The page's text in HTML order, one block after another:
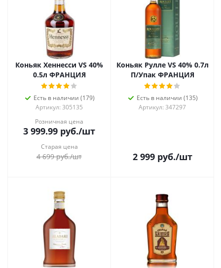
Коньяк Хеннесси VS 40%
0.5л ФРАНЦИЯ
Есть в наличии (179)
Артикул: 305135
Розничная цена
3 999.99 руб./шт
Старая цена
4 699руб./шт
Коньяк Рулле VS 40% 0.7л
П/Упак ФРАНЦИЯ
Есть в наличии (135)
Артикул: 347297
2 999руб./шт